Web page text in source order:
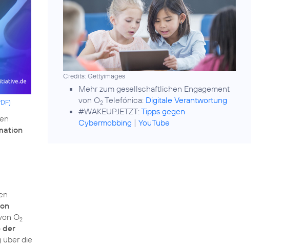
O2
der
die
Credits: Gettyimages
Mehr zum gesellschaftlichen Engagement
von O2 Telefónica: Digitale Verantwortung
#WAKEUPJETZT:Tipps gegen
Cybermobbing |YouTube